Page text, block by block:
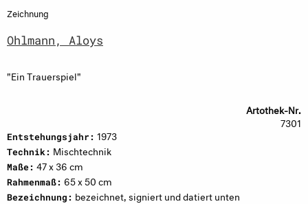
Zeichnung
Ohlmann, Aloys
"Ein Trauerspiel"
Artothek-Nr.
7301
Entstehungsjahr: 1973
Technik: Mischtechnik
Maße: 47 x 36 cm
Rahmenmaß: 65 x 50 cm
Bezeichnung: bezeichnet, signiert und datiert unten